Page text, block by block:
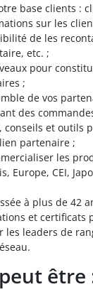
base clients :
sur les
de les
etc. ;
pour
;
de vos
des
conseils et outils
partenaire ;
les
Europe, CEI,
à plus de 42
et certificats
les leaders de
être